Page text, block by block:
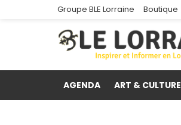
Groupe BLE Lorraine Boutique
AGENDA ART & CULTURE